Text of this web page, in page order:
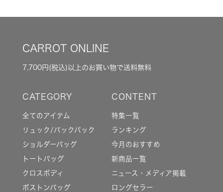
CARROT ONLINE
7,700円(税込)以上のお買い物で送料無料
全てのアイテム
リュック/バックパック
ショルダーバッグ
トートバッグ
クロスボディ
ボストンバッグ
特集一覧
ランキング
今月のおすすめ
新商品一覧
ニュース・メディア掲載
ロングセラー